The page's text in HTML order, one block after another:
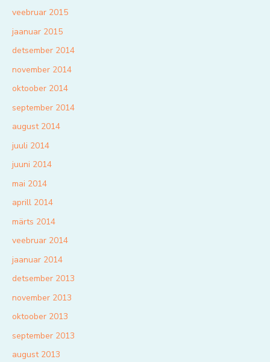
veebruar 2015
jaanuar 2015
detsember 2014
november 2014
oktoober 2014
september 2014
august 2014
juuli 2014
juuni 2014
mai 2014
aprill 2014
märts 2014
veebruar 2014
jaanuar 2014
detsember 2013
november 2013
oktoober 2013
september 2013
august 2013